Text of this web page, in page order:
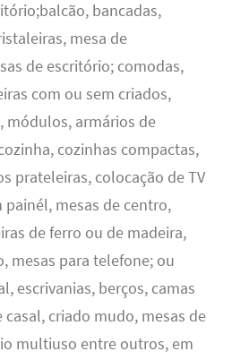
bancadas,
mesa de
de escritório; comodas,
com ou sem criados,
módulos, armários de
cozinhas compactas,
prateleiras, colocação de TV
painél, mesas de centro,
de ferro ou de madeira,
mesas para telefone; ou
escrivanias, berços, camas
criado mudo, mesas de
multiuso entre outros, em